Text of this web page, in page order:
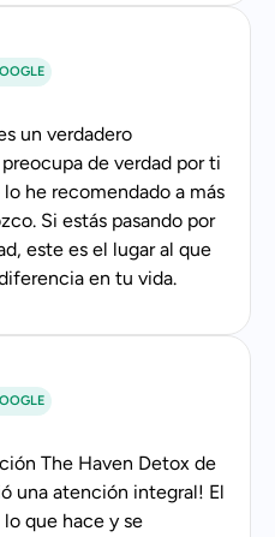
está acreditada en
avanzadas, como la
del trauma.
Experiencia
en el ámbito de
la salud mental
a bebés, niños en
adultos y
de Mississippi,
dirigidos a
embarazadas,
niños y apoyo a la
de la comunidad
un verdadero
de verdad por ti
he recomendado a más
Si estás pasando por
este es el lugar al que
en tu vida.
The Haven Detox de
una atención integral! El
que hace y se